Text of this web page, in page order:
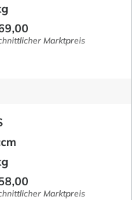
Marktpreis
Marktpreis